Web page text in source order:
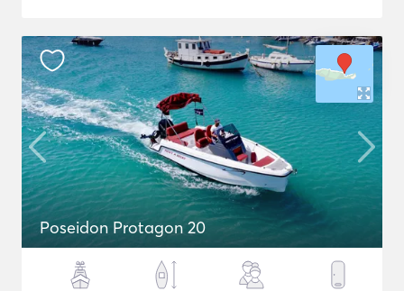
Poseidon Protagon 20